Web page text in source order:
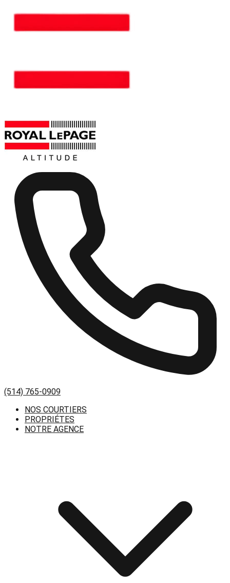
(514) 765-0909
NOS COURTIERS
PROPRIÉTES
NOTRE AGENCE